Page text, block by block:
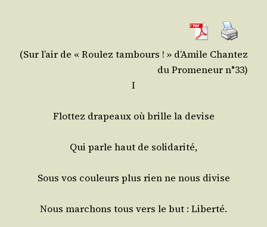
(Sur l’air de « Rou­lez tam­bours ! » d’A­mile Chan­tez
du Pro­me­neur n°33)
I
Flot­tez dra­peaux où brille la devise
Qui parle haut de solidarité,
Sous vos cou­leurs plus rien ne nous divise
Nous mar­chons tous vers le but : Liberté.